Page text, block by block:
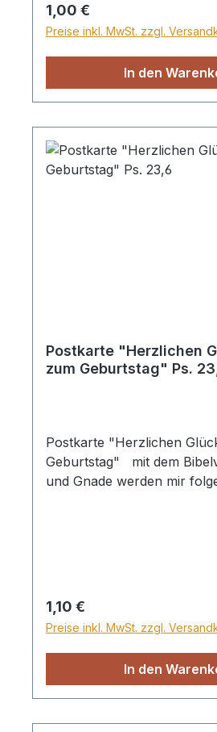
Regulärer Preis:
1,00 €
Preise inkl. MwSt. zzgl.
In den
Postkarte "Herzlichen
zum Geburtstag" Ps.
Postkarte "Herzlichen
Geburtstag" mit dem
und Gnade werden mir
Regulärer Preis:
1,10 €
Preise inkl. MwSt. zzgl.
In den